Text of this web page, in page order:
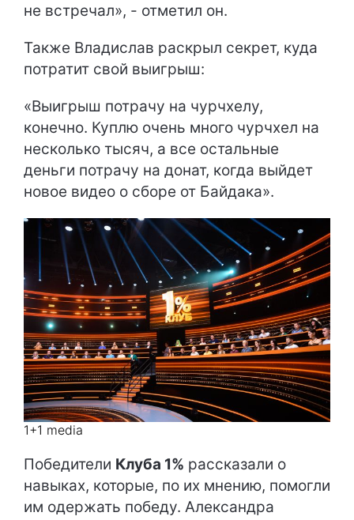
не встречал», - отметил он.
Также Владислав раскрыл секрет, куда
потратит свой выигрыш:
«Выигрыш потрачу на чурчхелу,
конечно. Куплю очень много чурчхел на
несколько тысяч, а все остальные
деньги потрачу на донат, когда выйдет
новое видео о сборе от Байдака».
1+1 media
Победители Клуба 1% рассказали о
навыках, которые, по их мнению, помогли
им одержать победу. Александра